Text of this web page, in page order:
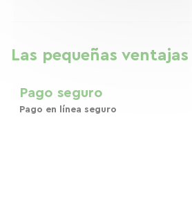
Las pequeñas ventajas
Pago seguro
Pago en línea seguro